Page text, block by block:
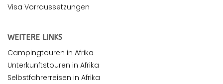
Visa Vorraussetzungen
WEITERE LINKS
Campingtouren in Afrika
Unterkunftstouren in Afrika
Selbstfahrerreisen in Afrika